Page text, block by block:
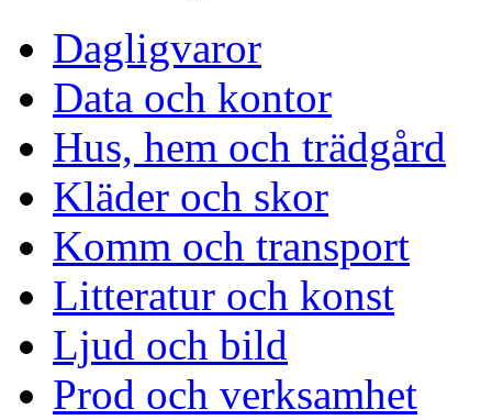
Dagligvaror
Data och kontor
Hus, hem och trädgård
Kläder och skor
Komm och transport
Litteratur och konst
Ljud och bild
Prod och verksamhet